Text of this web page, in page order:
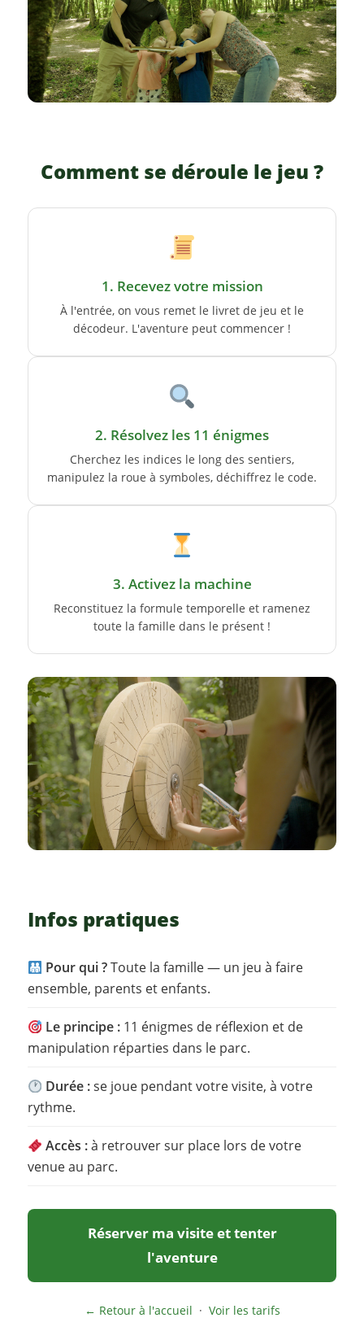
Comment se déroule le jeu ?
1. Recevez votre mission
À l'entrée, on vous remet le livret de jeu et le
décodeur. L'aventure peut commencer !
2. Résolvez les 11 énigmes
Cherchez les indices le long des sentiers,
manipulez la roue à symboles, déchiffrez le code.
3. Activez la machine
Reconstituez la formule temporelle et ramenez
toute la famille dans le présent !
Infos pratiques
Pour qui ?Toute la famille — un jeu à faire
ensemble, parents et enfants.
Le principe :11 énigmes de réflexion et de
manipulation réparties dans le parc.
Durée :se joue pendant votre visite, à votre
rythme.
Accès :à retrouver sur place lors de votre
venue au parc.
Réserver ma visite et tenter
l'aventure
← Retour à l'accueil · Voir les tarifs